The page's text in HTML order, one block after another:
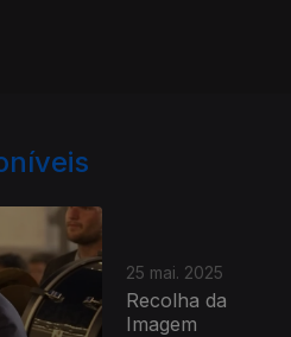
25 mai. 2025
Recolha da
Imagem